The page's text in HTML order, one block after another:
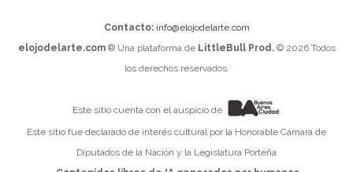
Contacto: info@elojodelarte.com
elojodelarte.com® Una plataforma de LittleBull Prod.© 2026 Todos
los derechos reservados.
Este sitio cuenta con el auspicio de
Este sitio fue declarado de interés cultural por la Honorable Cámara de
Diputados de la Nación y la Legislatura Porteña